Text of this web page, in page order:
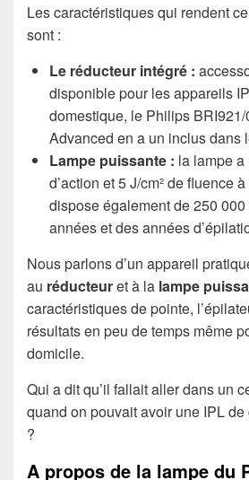
Les caractéristiques qui rendent
sont :
Le réducteur intégré :
disponible pour les appareils
domestique, le Philips
Advanced en a un inclus dans
Lampe puissante : la lampe
d’action et 5 J/cm² de fluence
dispose également de 250
années et des années
Nous parlons d’un appareil
au réducteuret à la lampe
caractéristiques de pointe,
résultats en peu de temps même
domicile.
Qui a dit qu’il fallait aller dans un
quand on pouvait avoir une IPL
?
A propos de la lampe du